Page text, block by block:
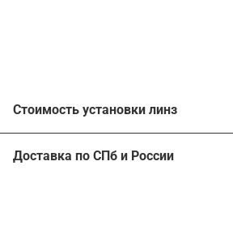
Стоимость установки линз
Расчитать стоимость ваших линз
Доставка по СПб и России